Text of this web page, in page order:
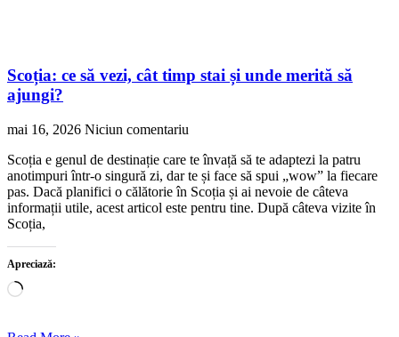
Scoția: ce să vezi, cât timp stai și unde merită să
ajungi?
mai 16, 2026 Niciun comentariu
Scoția e genul de destinație care te învață să te adaptezi la patru
anotimpuri într-o singură zi, dar te și face să spui „wow” la fiecare
pas. Dacă planifici o călătorie în Scoția și ai nevoie de câteva
informații utile, acest articol este pentru tine. După câteva vizite în
Scoția,
Apreciază:
Încarc...